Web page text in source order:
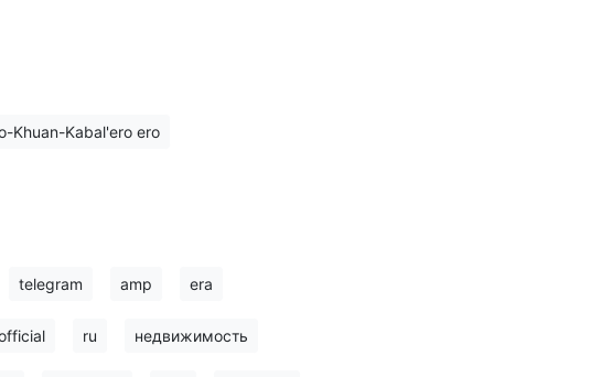
Khuan-Kabal'ero ero
telegram amp era
ru недвижимость